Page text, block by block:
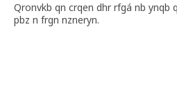
Qronvkb qn crqen dhr rfgá nb ynqb
pbz n frgn nzneryn.